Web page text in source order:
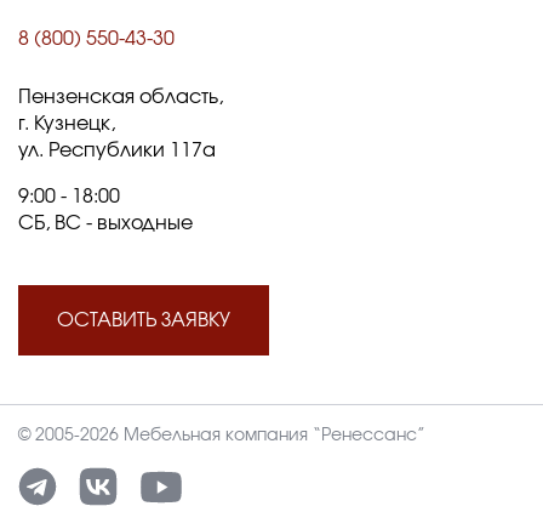
8 (800) 550-43-30
Пензенская область,
г. Кузнецк,
ул. Республики 117а
9:00 - 18:00
СБ, ВС - выходные
ОСТАВИТЬ ЗАЯВКУ
© 2005-2026 Мебельная компания “Ренессанс”